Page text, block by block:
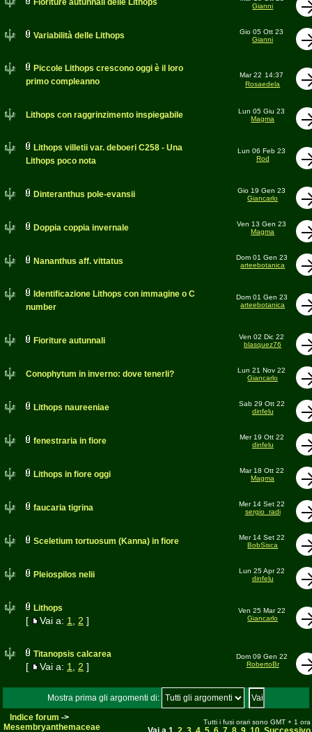
Fioriture autunnali delle Lithops
Gianni
Variabilità delle Lithops
Gio 05 Ott 23
Gianni
Piccole Lithops crescono oggi è il loro
primo compleanno
Mar 22 14:37
Rosaedela
Lithops con raggrinzimento inspiegabile
Lun 05 Giu 23
Magma
Lithops villetii var. deboeri C258 - Una
Lithops poco nota
Lun 06 Feb 23
Rod
Dinteranthus pole-evansii
Gio 19 Gen 23
Giancarlo
Doppia coppia invernale
Ven 13 Gen 23
Magma
Nananthus aff. vittatus
Dom 01 Gen 23
arteebotanica
Identificazione Lithops con immagine o C
number
Dom 01 Gen 23
arteebotanica
Fioriture autunnali
Ven 02 Dic 22
blasquez76
Conophytum in inverno: dove tenerli?
Lun 21 Nov 22
Giancarlo
Lithops naureeniae
Sab 29 Ott 22
dinfelu
fenestraria in fiore
Mer 19 Ott 22
dinfelu
Lithops in fiore oggi
Mar 18 Ott 22
Magma
faucaria tigrina
Mer 14 Set 22
sergio_radi
Sceletium tortuosum (Kanna) in fiore
Mer 14 Set 22
BobSisca
Pleiospilos nelii
Lun 25 Apr 22
dinfelu
Lithops
[ Vai a: 1 2 ]
Ven 25 Mar 22
Giancarlo
Titanopsis calcarea
[ Vai a: 1 2 ]
Dom 09 Gen 22
RobertoBr
Mostra prima gli argomenti di:
Indice forum ->
Mesembryanthemaceae
Tutti i fusi orari sono GMT + 1 ora